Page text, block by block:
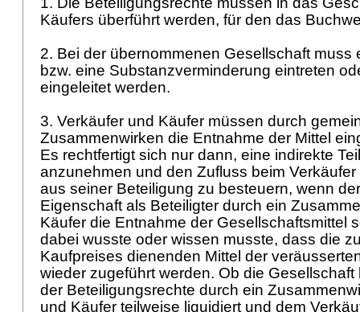
Käufers überführt werden, für den das
2. Bei der übernommenen Gesellschaft muss
bzw. eine Substanzverminderung eintreten
eingeleitet werden.
3. Verkäufer und Käufer müssen durch
Zusammenwirken die Entnahme der Mittel
Es rechtfertigt sich nur dann, eine indirekte
anzunehmen und den Zufluss beim
aus seiner Beteiligung zu besteuern, wenn
Eigenschaft als Beteiligter durch ein
Käufer die Entnahme der Gesellschaftsmittel
dabei wusste oder wissen musste, dass die
Kaufpreises dienenden Mittel der
wieder zugeführt werden. Ob die
der Beteiligungsrechte durch ein
und Käufer teilweise liquidiert und dem